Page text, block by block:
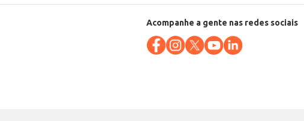
Acompanhe a gente nas redes sociais